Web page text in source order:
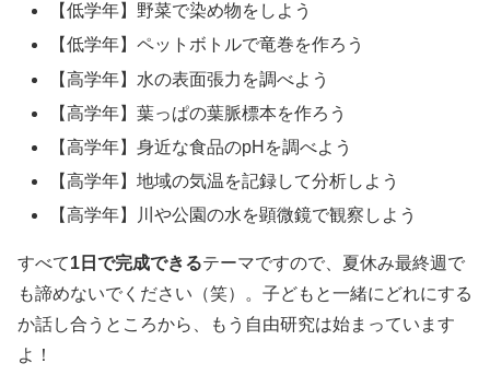
【低学年】野菜で染め物をしよう
【低学年】ペットボトルで竜巻を作ろう
【高学年】水の表面張力を調べよう
【高学年】葉っぱの葉脈標本を作ろう
【高学年】身近な食品のpHを調べよう
【高学年】地域の気温を記録して分析しよう
【高学年】川や公園の水を顕微鏡で観察しよう
すべて1日で完成できるテーマですので、夏休み最終週で
も諦めないでください（笑）。子どもと一緒にどれにする
か話し合うところから、もう自由研究は始まっています
よ！